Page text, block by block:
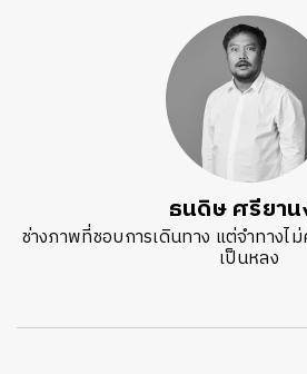
ธนดิษ​ ศรี​ยา​
ช่างภาพที่ชอบการเดินทาง แต่จำทางไ
เป็นหลง